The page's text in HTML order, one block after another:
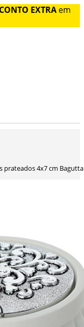
EXTRA em
prateados 4x7 cm Bagutta